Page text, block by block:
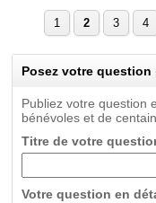
1 2 3 4
Posez votre question
Publiez votre question
bénévoles et de
Titre de votre
Votre question en